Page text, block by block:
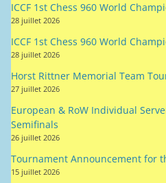
ICCF 1st Chess 960 World
28 juillet 2026
ICCF 1st Chess 960 World
28 juillet 2026
Horst Rittner Memorial Team
27 juillet 2026
European & RoW Individual
Semifinals
26 juillet 2026
Tournament Announcement for
15 juillet 2026